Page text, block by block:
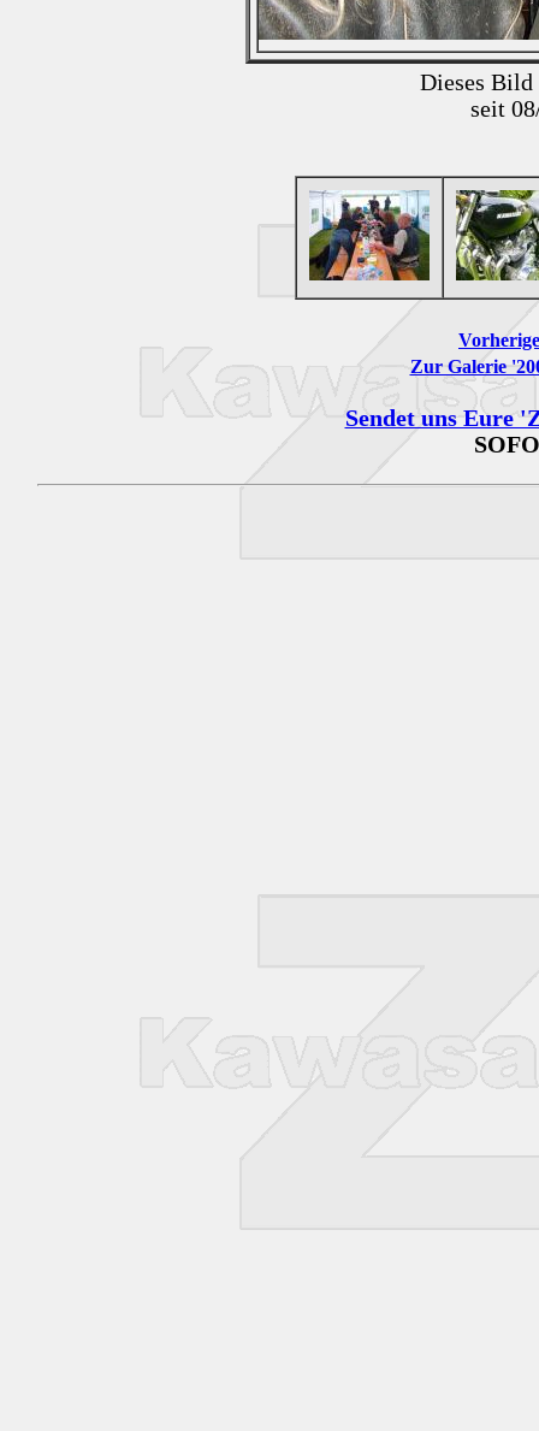
Dieses Bild
seit
Zur Galerie
Sendet uns Eure